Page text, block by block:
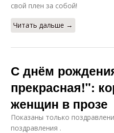
свой плен за собой!
Читать дальше →
С днём
прекрасная!":
женщин в прозе
Показаны только
поздравления .